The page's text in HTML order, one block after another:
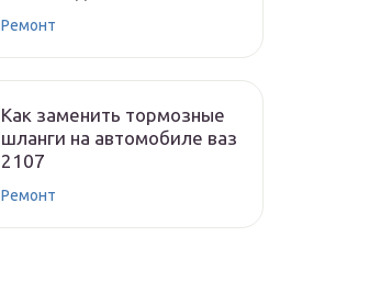
Ремонт
Как заменить тормозные
шланги на автомобиле ваз
2107
Ремонт